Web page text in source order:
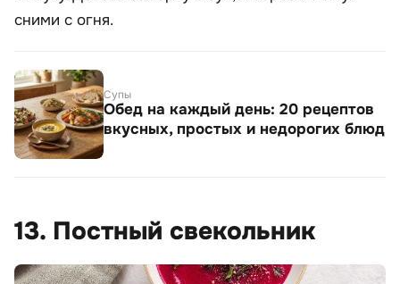
сними с огня.
Супы
Обед на каждый день: 20 рецептов
вкусных, простых и недорогих блюд
13. Постный свекольник